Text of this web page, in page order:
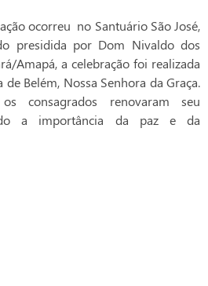
ocorreu no Santuário São José,
presidida por Dom Nivaldo dos
Amapá, a celebração foi realizada
Belém, Nossa Senhora da Graça.
consagrados renovaram seu
a importância da paz e da